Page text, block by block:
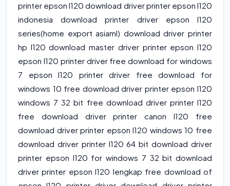
printer epson l120 download driver printer epson l120
indonesia download printer driver epson l120
series(home export asiaml) download driver printer
hp l120 download master driver printer epson l120
epson l120 printer driver free download for windows
7 epson l120 printer driver free download for
windows 10 free download driver printer epson l120
windows 7 32 bit free download driver printer l120
free download driver printer canon l120 free
download driver printer epson l120 windows 10 free
download driver printer l120 64 bit download driver
printer epson l120 for windows 7 32 bit download
driver printer epson l120 lengkap free download of